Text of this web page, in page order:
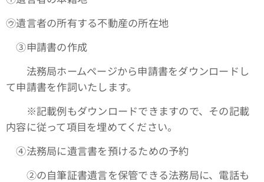
㋒遺言者の所有する不動産の所在地
③申請書の作成
法務局ホームページから申請書をダウンロードし
て申請書を作詞いたします。
※記載例もダウンロードできますので、その記載
内容に従って項目を埋めてください。
④法務局に遺言書を預けるための予約
➁の自筆証書遺言を保管できる法務局に、電話も